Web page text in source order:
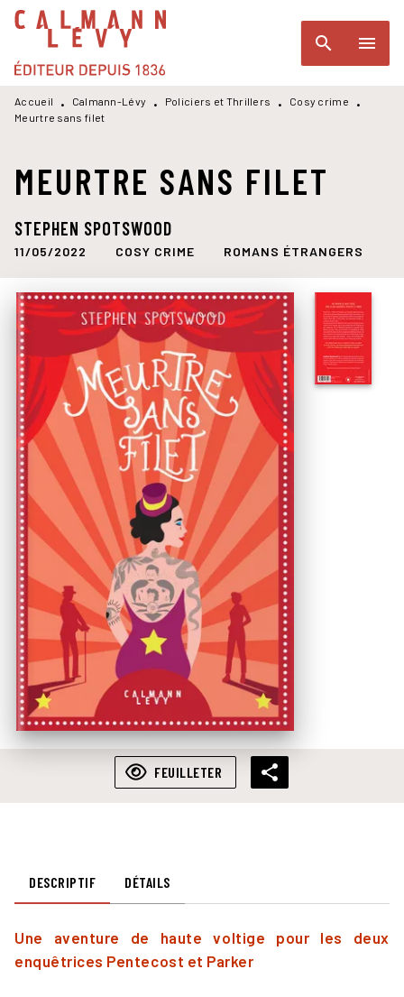
MENU RECHERCHE
PIED DE PAGE
search menu
Accueil • Calmann-Lévy • Policiers et Thrillers • Cosy crime
•
Meurtre sans filet
MEURTRE SANS FILET
STEPHEN SPOTSWOOD
11/05/2022 COSY CRIME ROMANS ÉTRANGERS
FEUILLETER
DESCRIPTIF DÉTAILS
Une aventure de haute voltige pour les deux
enquêtrices Pentecost et Parker